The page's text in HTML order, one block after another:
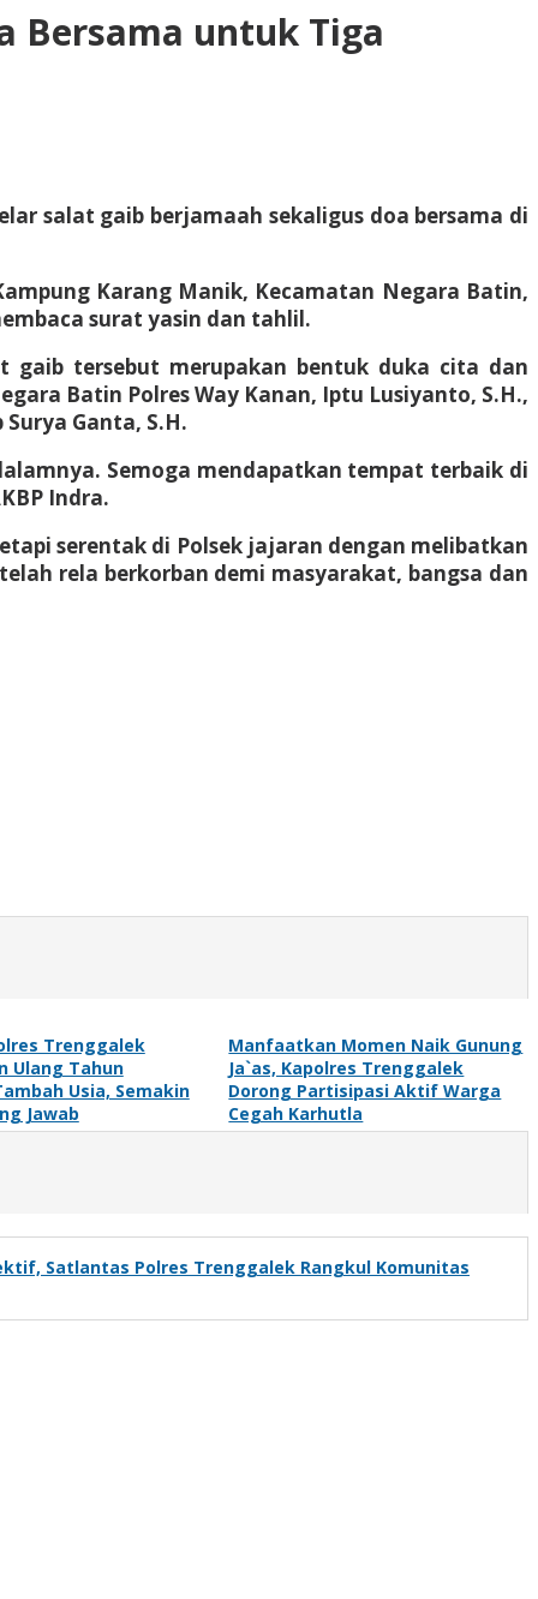
Bersama untuk Tiga
salat gaib berjamaah sekaligus doa bersama di
Karang Manik, Kecamatan Negara Batin,
surat yasin dan tahlil.
gaib tersebut merupakan bentuk duka cita dan
Batin Polres Way Kanan, Iptu Lusiyanto, S.H.,
Ganta, S.H.
Semoga mendapatkan tempat terbaik di
Indra.
serentak di Polsek jajaran dengan melibatkan
rela berkorban demi masyarakat, bangsa dan
Trenggalek
Ulang Tahun
Usia, Semakin
Jawab
Manfaatkan Momen Naik Gunung
Ja`as, Kapolres Trenggalek
Dorong Partisipasi Aktif Warga
Cegah Karhutla
Satlantas Polres Trenggalek Rangkul Komunitas